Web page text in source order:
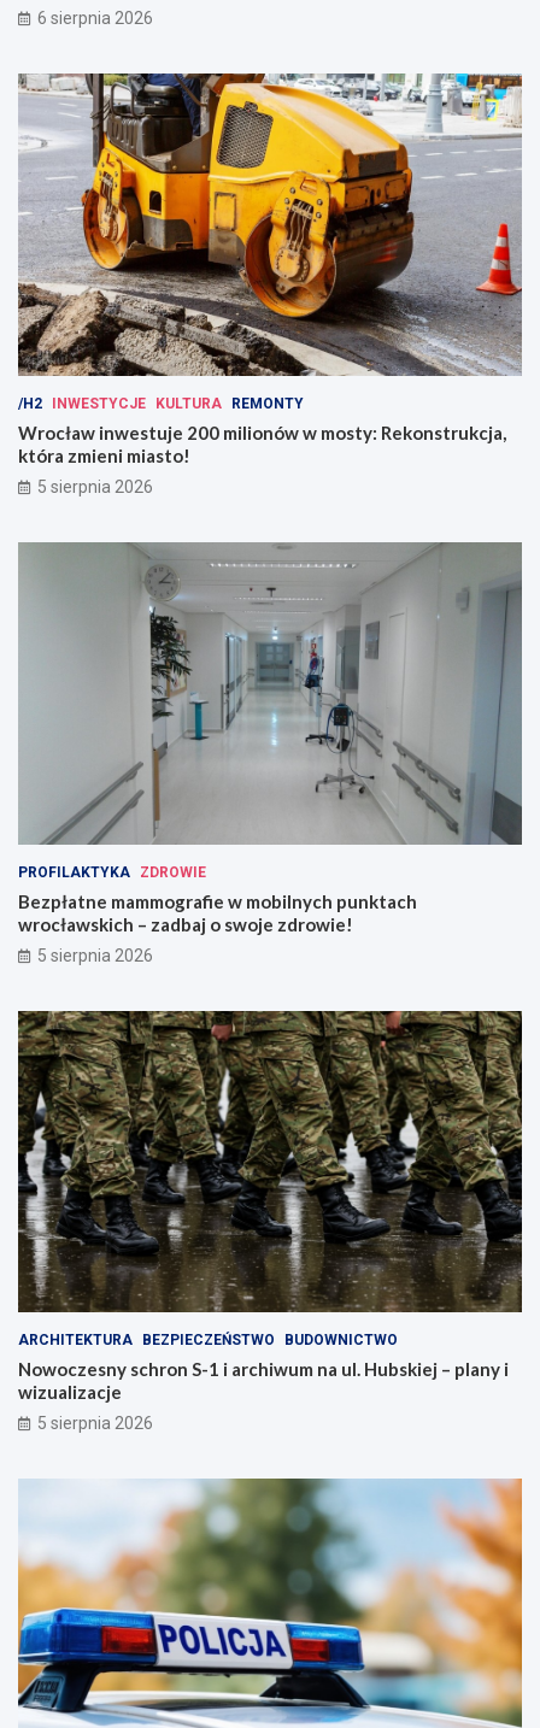
6 sierpnia 2026
/H2 INWESTYCJE KULTURA REMONTY
Wrocław inwestuje 200 milionów w mosty: Rekonstrukcja,
która zmieni miasto!
5 sierpnia 2026
PROFILAKTYKA ZDROWIE
Bezpłatne mammografie w mobilnych punktach
wrocławskich – zadbaj o swoje zdrowie!
5 sierpnia 2026
ARCHITEKTURA BEZPIECZEŃSTWO BUDOWNICTWO
Nowoczesny schron S-1 i archiwum na ul. Hubskiej – plany i
wizualizacje
5 sierpnia 2026